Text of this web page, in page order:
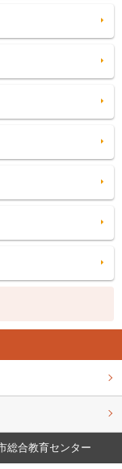
総合教育センター